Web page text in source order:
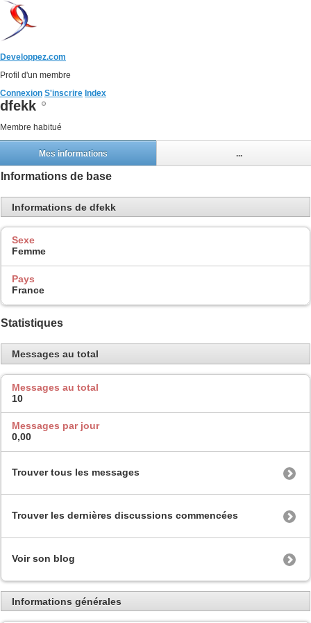
Developpez.com
Profil d'un membre
Connexion S'inscrire Index
dfekk
Membre habitué
Mes informations ...
Informations de base
Informations de dfekk
Sexe
Femme
Pays
France
Statistiques
Messages au total
Messages au total
10
Messages par jour
0,00
Trouver tous les messages
Trouver les dernières discussions commencées
Voir son blog
Informations générales